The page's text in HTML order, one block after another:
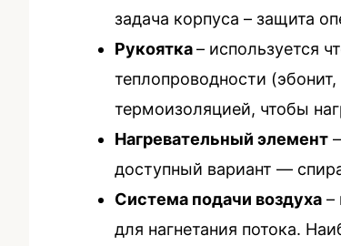
задача корпуса – защита
Рукоятка– используется
теплопроводности
термоизоляцией, чтобы
Нагревательный элемент
доступный вариант —
Система подачи воздуха –
для нагнетания потока.